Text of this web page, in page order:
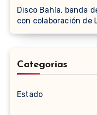
Disco Bahía, banda
con colaboración de
Categorias
Estado